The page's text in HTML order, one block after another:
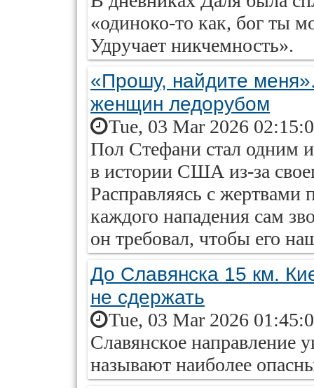
«одиноко-то как, бог ты
Удручает никчемность».
«Прошу, найдите
женщин ледорубом
Tue, 03 Mar 2026
Пол Стефани стал одним
в истории США из-за
Расправляясь с
каждого нападения сам
он требовал, чтобы его
До Славянска 15 км.
не сдержать
Tue, 03 Mar 2026
Славянское направление
называют наиболее